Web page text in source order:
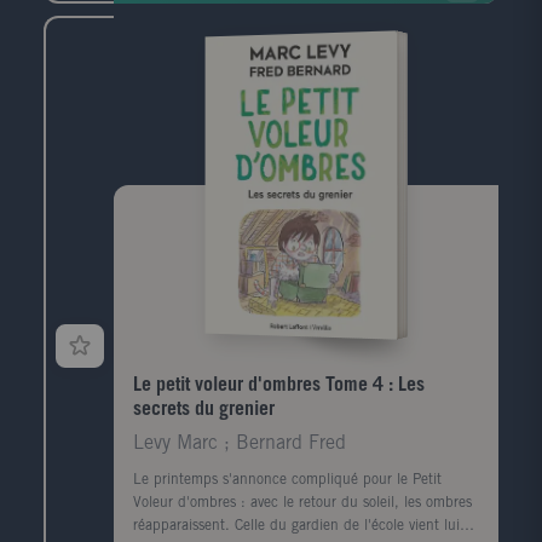
m'ont accepté.Cette année, nul besoin de leur dire
au revoir à la dernière page.Parce que l'histoire
continue, et elle est loin d'être terminée.Bienvenue
dans le monde de 9 ! "Marc Levy
Le petit voleur d'ombres Tome 4 : Les
secrets du grenier
Levy Marc ; Bernard Fred
Le printemps s'annonce compliqué pour le Petit
Voleur d'ombres : avec le retour du soleil, les ombres
réapparaissent. Celle du gardien de l'école vient lui